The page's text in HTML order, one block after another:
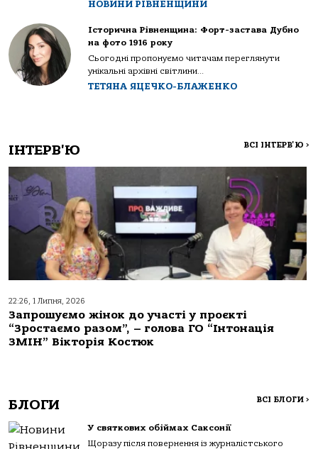
НОВИНИ РІВНЕНЩИНИ
Історична Рівненщина: Форт-застава Дубно
на фото 1916 року
Сьогодні пропонуємо читачам переглянути
унікальні архівні світлини...
ТЕТЯНА ЯЦЕЧКО-БЛАЖЕНКО
ІНТЕРВ'Ю ВСІ ІНТЕРВ'Ю >
22:26, 1 Липня, 2026
Запрошуємо жінок до участі у проєкті
“Зростаємо разом”, – голова ГО “Інтонація
ЗМІН” Вікторія Костюк
БЛОГИ ВСІ БЛОГИ >
У святкових обіймах Саксонії
Щоразу після повернення із журналістського